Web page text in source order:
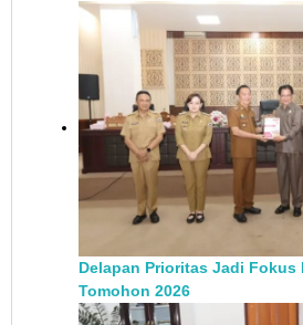
Delapan Prioritas Jadi Fokus
Tomohon 2026